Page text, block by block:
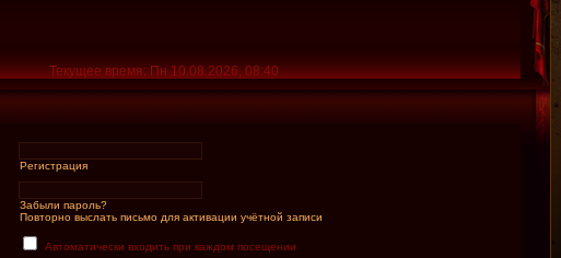
Текущее время: Пн 10.08.2026, 08:40
Регистрация
Забыли пароль?
Повторно выслать письмо для активации учётной записи
Автоматически входить при каждом посещении